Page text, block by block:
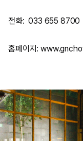
전화: 033 655 8700
홈페이지: